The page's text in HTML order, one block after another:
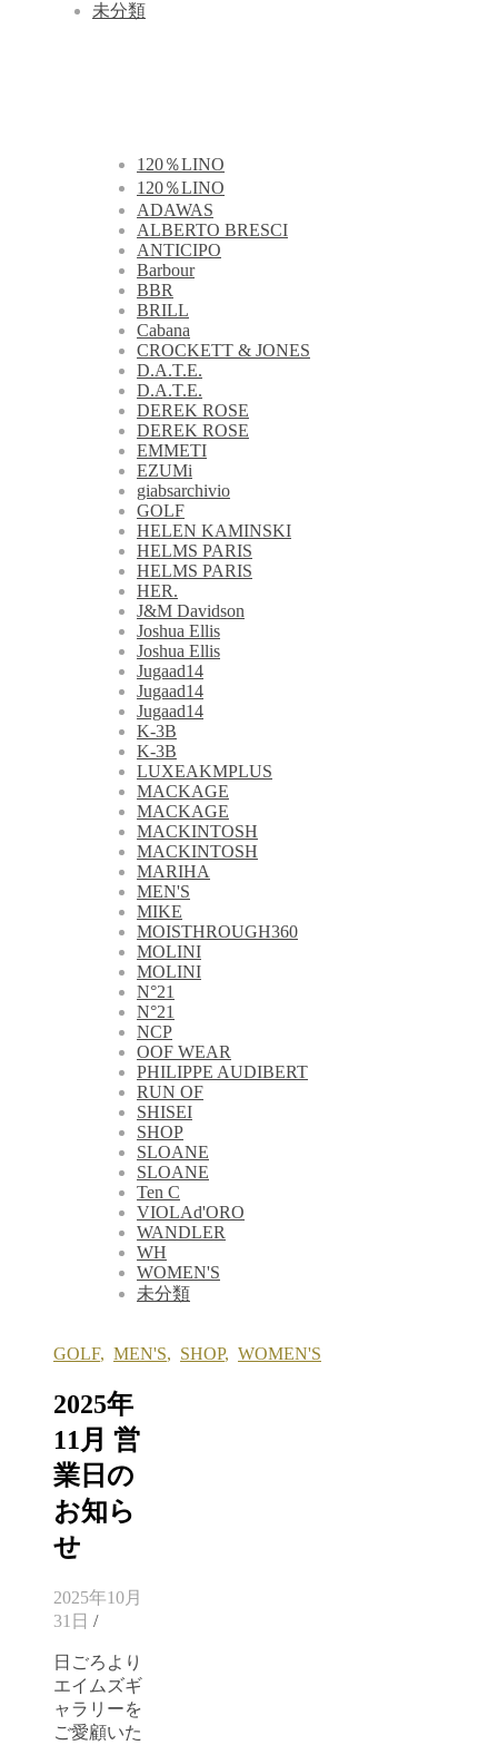
未分類
120％LINO
120％LINO
ADAWAS
ALBERTO BRESCI
ANTICIPO
Barbour
BBR
BRILL
Cabana
CROCKETT & JONES
D.A.T.E.
D.A.T.E.
DEREK ROSE
DEREK ROSE
EMMETI
EZUMi
giabsarchivio
GOLF
HELEN KAMINSKI
HELMS PARIS
HELMS PARIS
HER.
J&M Davidson
Joshua Ellis
Joshua Ellis
Jugaad14
Jugaad14
Jugaad14
K-3B
K-3B
LUXEAKMPLUS
MACKAGE
MACKAGE
MACKINTOSH
MACKINTOSH
MARIHA
MEN'S
MIKE
MOISTHROUGH360
MOLINI
MOLINI
N°21
N°21
NCP
OOF WEAR
PHILIPPE AUDIBERT
RUN OF
SHISEI
SHOP
SLOANE
SLOANE
Ten C
VIOLAd'ORO
WANDLER
WH
WOMEN'S
未分類
GOLF, MEN'S, SHOP, WOMEN'S
2025年
11月 営
業日の
お知ら
せ
2025年10月
31日 /
日ごろより
エイムズギ
ャラリーを
ご愛顧いた